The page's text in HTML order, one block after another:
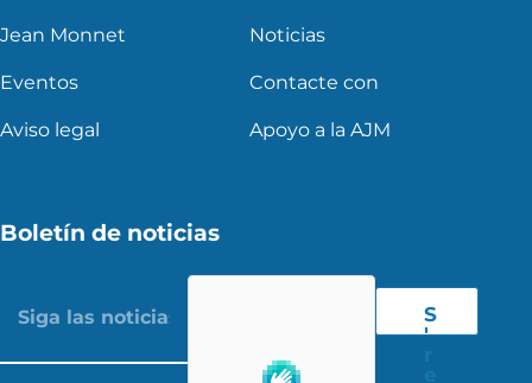
Jean Monnet Noticias
Eventos Contacte con
Aviso legal Apoyo a la AJM
Boletín de noticias
S
'